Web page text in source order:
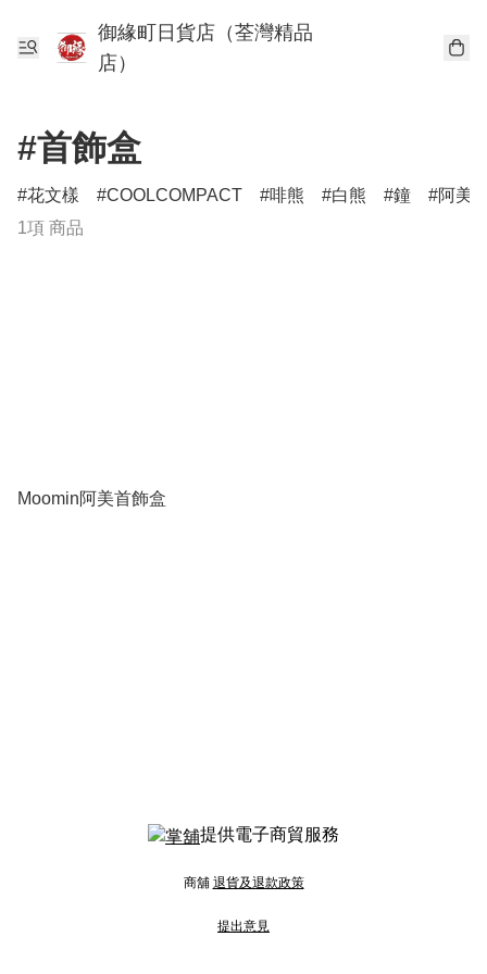
御緣町日貨店（荃灣精品
店）
#首飾盒
花文樣 COOLCOMPACT 啡熊 白熊 鐘
阿美
1項 商品
Moomin阿美首飾盒
提供電子商貿服務
商舖 退貨及退款政策
提出意見